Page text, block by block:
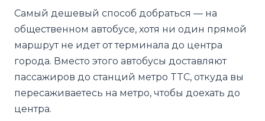
Самый дешевый способ добраться — на
общественном автобусе, хотя ни один прямой
маршрут не идет от терминала до центра
города. Вместо этого автобусы доставляют
пассажиров до станций метро TTC, откуда вы
пересаживаетесь на метро, чтобы доехать до
центра.